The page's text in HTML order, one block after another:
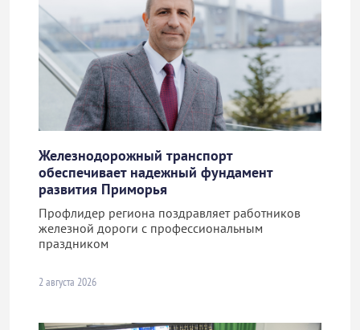
Железнодорожный транспорт
обеспечивает надежный фундамент
развития Приморья
Профлидер региона поздравляет работников
железной дороги с профессиональным
праздником
2 августа 2026